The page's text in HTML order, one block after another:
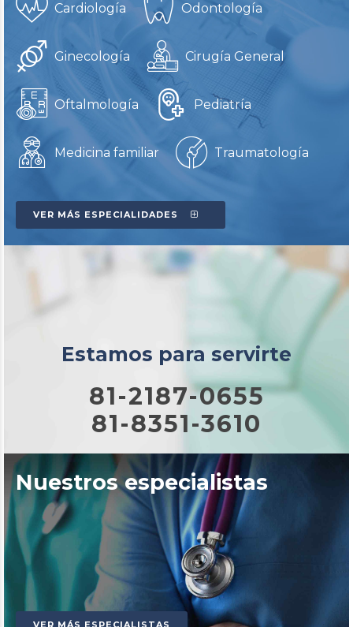
Cardiología Odontología
Ginecología Cirugía General
Oftalmología Pediatría
Medicina familiar Traumatología
VER MÁS ESPECIALIDADES
Estamos para servirte
81-2187-0655
81-8351-3610
Nuestros especialistas
VER MÁS ESPECIALISTAS